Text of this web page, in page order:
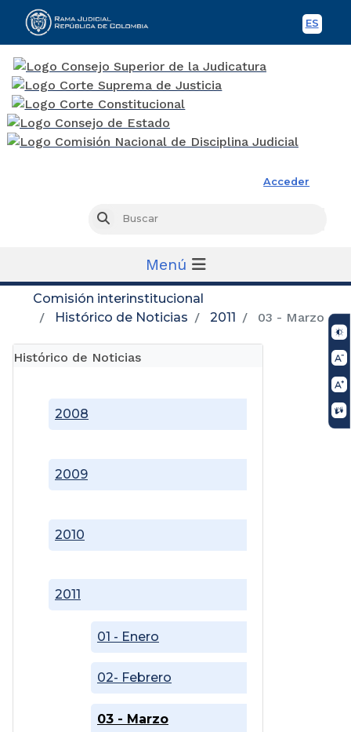
ES
Acceder
Buscar
Menú
Comisión interinstitucional
Histórico de Noticias
2011 03 - Marzo
Histórico de Noticias
2008
2009
2010
2011
01 - Enero
02- Febrero
03 - Marzo